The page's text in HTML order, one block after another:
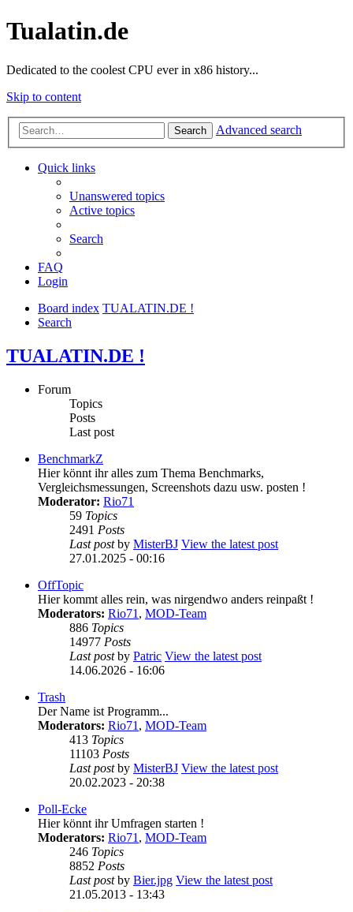
Tualatin.de
Dedicated to the coolest CPU ever in x86 history...
Skip to content
Search Advanced search
Quick links
Unanswered topics
Active topics
Search
FAQ
Login
Board index TUALATIN.DE !
Search
TUALATIN.DE !
Forum
Topics
Posts
Last post
BenchmarkZ
Hier könnt ihr alles zum Thema Benchmarks,
Vergleichsmessungen, Screenshots dazu usw. posten !
Moderator: Rio71
59 Topics
2491 Posts
Last postby MisterBJ View the latest post
27.01.2025 - 00:16
OffTopic
Hier kommt alles rein, was nirgendwo anders reinpaßt !
Moderators: Rio71 , MOD-Team
886 Topics
14977 Posts
Last postby Patric View the latest post
14.06.2026 - 16:06
Trash
Der Name ist Programm...
Moderators: Rio71 , MOD-Team
413 Topics
11103 Posts
Last postby MisterBJ View the latest post
20.02.2023 - 20:38
Poll-Ecke
Hier könnt ihr Umfragen starten !
Moderators: Rio71 , MOD-Team
246 Topics
8852 Posts
Last postby Bier.jpg View the latest post
21.05.2013 - 13:43